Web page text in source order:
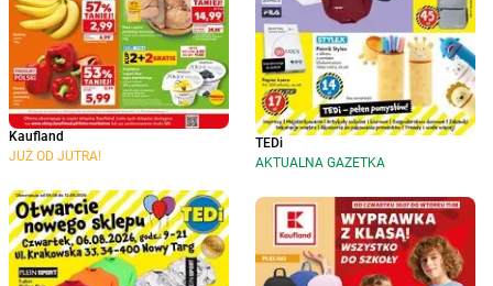
Kaufland
JUŻ OD JUTRA!
TEDi
AKTUALNA GAZETKA